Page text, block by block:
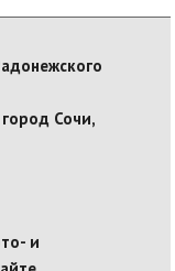
Сочи,
и